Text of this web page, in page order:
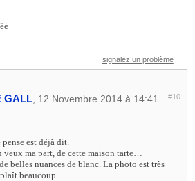
signalez un problème
GALL , 12 Novembre 2014 à 14:41 #10
est déjà dit.
veux ma part, de cette maison tarte…
belles nuances de blanc. La photo est très
beaucoup.